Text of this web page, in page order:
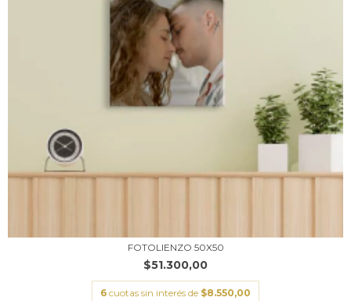
FOTOLIENZO 50X50
$51.300,00
6 cuotas sin interés de $8.550,00